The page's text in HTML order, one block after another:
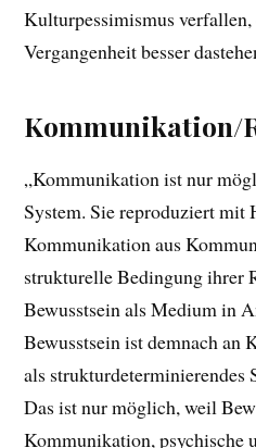
Kulturpessimismus
Vergangenheit besser
Kommunikation/
„Kommunikation ist nur
System. Sie reproduziert mit
Kommunikation aus
strukturelle Bedingung ihrer
Bewusstsein als Medium in
Bewusstsein ist demnach
als strukturdeterminierendes
Das ist nur möglich, weil
Kommunikation, psychische